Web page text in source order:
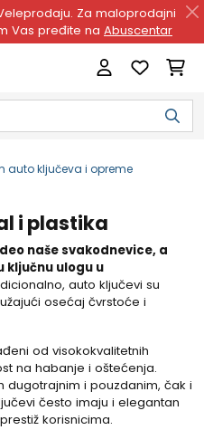
Za maloprodajni
Vas pređite na Abuscentar
auto ključeva i opreme
i plastika
naše svakodnevice, a
ulogu u
auto ključevi su
osećaj čvrstoće i
od visokokvalitetnih
na habanje i oštećenja.
dugotrajnim i pouzdanim, čak i
često imaju i elegantan
korisnicima.